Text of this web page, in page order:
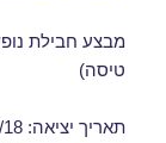
מבצע חבילת
טיסה)
תאריך יציאה: 08/11/18